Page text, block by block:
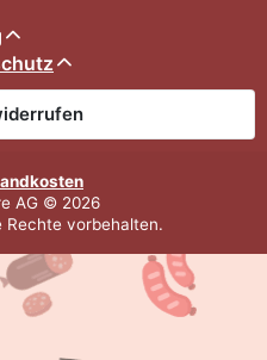
AG © 2026
vorbehalten.